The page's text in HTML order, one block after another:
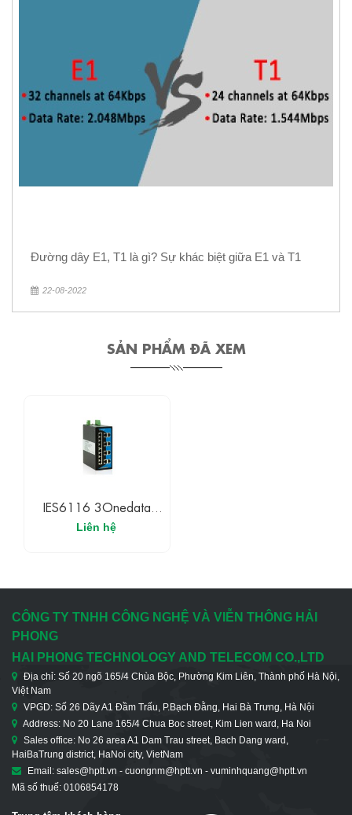
Đường dây E1, T1 là gì? Sự khác biệt giữa E1 và T1
22-08-2022
SẢN PHẨM ĐÃ XEM
IES6116 3Onedata
Switch Công Nghiệp
Có Quản Lý 16 Cổng
Liên hệ
CÔNG TY TNHH CÔNG NGHỆ VÀ VIỄN THÔNG HẢI
PHONG
HAI PHONG TECHNOLOGY AND TELECOM CO.,LTD
Địa chỉ: Số 20 ngõ 165/4 Chùa Bộc, Phường Kim Liên, Thành phố Hà Nội,
Việt Nam
VPGD: Số 26 Dãy A1 Đầm Trấu, P.Bạch Đằng, Hai Bà Trưng, Hà Nội
Address: No 20 Lane 165/4 Chua Boc street, Kim Lien ward, Ha Noi
Sales office: No 26 area A1 Dam Trau street, Bach Dang ward,
HaiBaTrung district, HaNoi city, VietNam
Email: sales@hptt.vn - cuongnm@hptt.vn - vuminhquang@hptt.vn
Mã số thuế: 0106854178